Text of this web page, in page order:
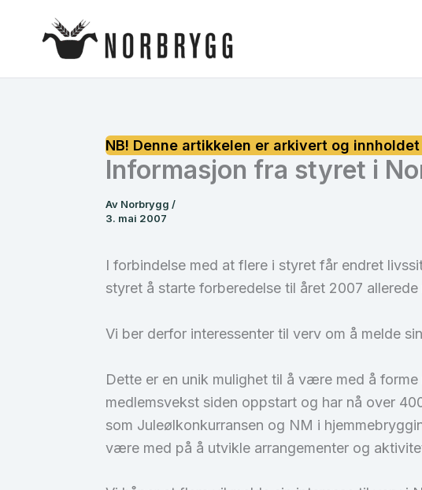
Informasjon fra styret i
Av Norbrygg /
3. mai 2007
I forbindelse med at flere i styret får endret
styret å starte forberedelse til året 2007 allerede
Vi ber derfor interessenter til verv om å melde
Dette er en unik mulighet til å være med å
medlemsvekst siden oppstart og har nå over
som Juleølkonkurransen og NM i
være med på å utvikle arrangementer og